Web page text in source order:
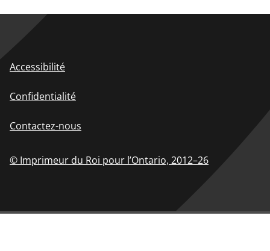
Accessibilité
Confidentialité
Contactez-nous
© Imprimeur du Roi pour l’Ontario, 2012–26